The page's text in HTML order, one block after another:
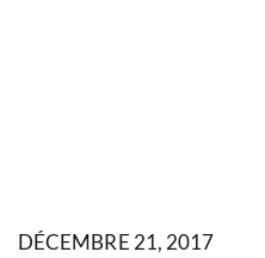
DÉCEMBRE 21, 2017